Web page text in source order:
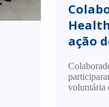
ação
voluntária